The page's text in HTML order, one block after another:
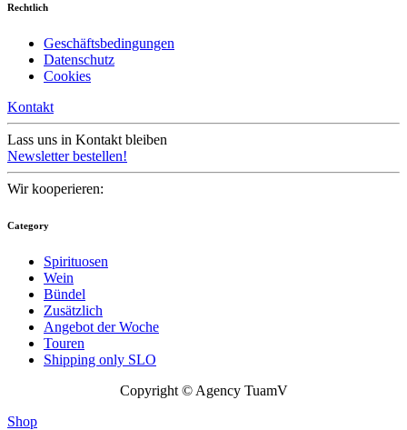
Rechtlich
Geschäftsbedingungen
Datenschutz
Cookies
Kontakt
Lass uns in Kontakt bleiben
Newsletter bestellen!
Wir kooperieren:
Category
Spirituosen
Wein
Bündel
Zusätzlich
Angebot der Woche
Touren
Shipping only SLO
Copyright © Agency TuamV
Shop